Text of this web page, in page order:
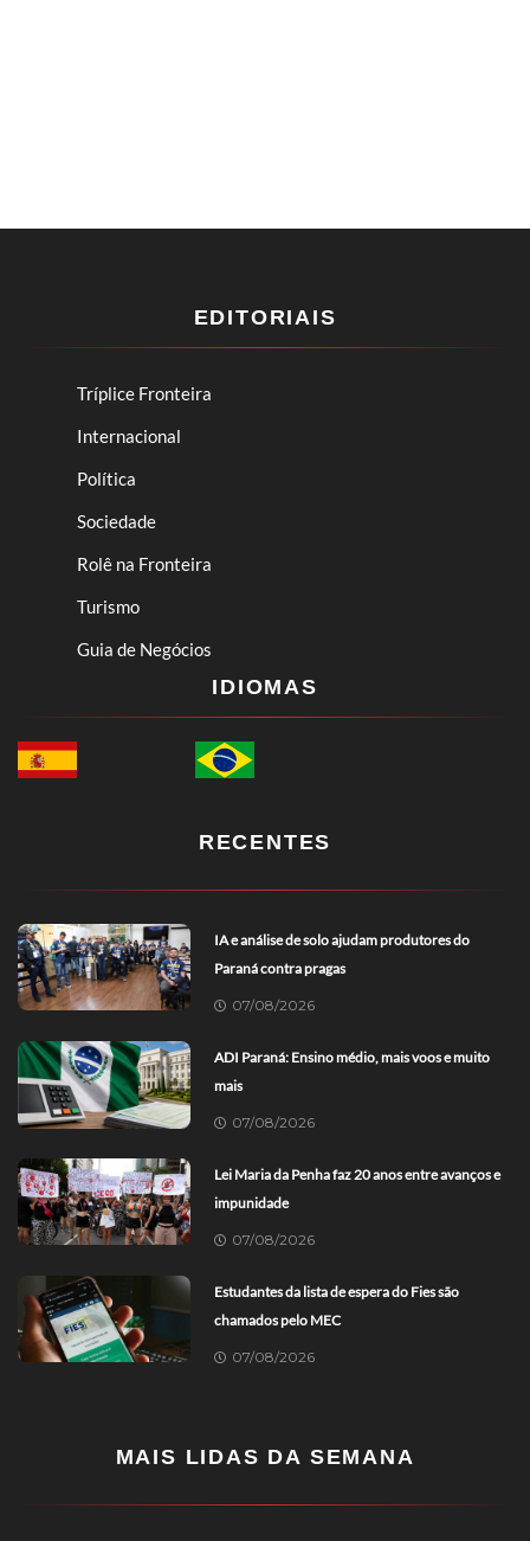
EDITORIAIS
Tríplice Fronteira
Internacional
Política
Sociedade
Rolê na Fronteira
Turismo
Guia de Negócios
IDIOMAS
RECENTES
IA e análise de solo ajudam produtores do
Paraná contra pragas
07/08/2026
ADI Paraná: Ensino médio, mais voos e muito
mais
07/08/2026
Lei Maria da Penha faz 20 anos entre avanços e
impunidade
07/08/2026
Estudantes da lista de espera do Fies são
chamados pelo MEC
07/08/2026
MAIS LIDAS DA SEMANA